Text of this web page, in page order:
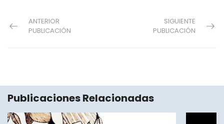
ANTERIOR
PUBLICACIÓN
SIGUIENTE
PUBLICACIÓN
Publicaciones Relacionadas